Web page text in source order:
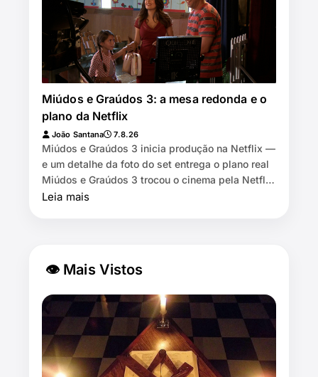
Miúdos e Graúdos 3: a mesa redonda e o
plano da Netflix
João Santana 7.8.26
Miúdos e Graúdos 3 inicia produção na Netflix —
e um detalhe da foto do set entrega o plano real
Miúdos e Graúdos 3 trocou o cinema pela Netflix
⏱️ 7 min de leitura …
Leia mais
👁 Mais Vistos